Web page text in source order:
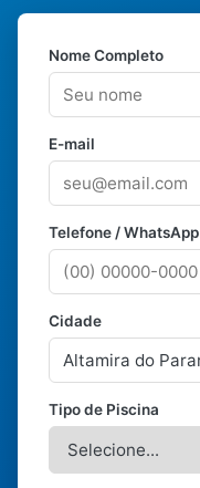
Nome Completo
E-mail
Telefone / WhatsApp
Cidade
Tipo de Piscina